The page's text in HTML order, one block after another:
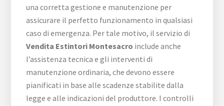
una corretta gestione e manutenzione per
assicurare il perfetto funzionamento in qualsiasi
caso di emergenza. Per tale motivo, il servizio di
Vendita Estintori Montesacro include anche
l’assistenza tecnica e gli interventi di
manutenzione ordinaria, che devono essere
pianificati in base alle scadenze stabilite dalla
legge e alle indicazioni del produttore. I controlli